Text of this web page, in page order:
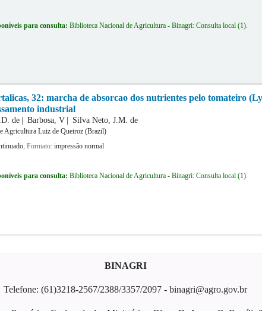
para consulta:Biblioteca Nacional de Agricultura - Binagri: Consulta local(1).
32: marcha de absorcao dos nutrientes pelo tomateiro
industrial
de Barbosa, V Silva Neto, J.M. de
Agricultura Luiz de Queiroz (Brazil)
; Formato:impressão normal
para consulta:Biblioteca Nacional de Agricultura - Binagri: Consulta local(1).
BINAGRI
Telefone: (61)3218-2567/2388/3357/2097 - binagri@agro.gov.br